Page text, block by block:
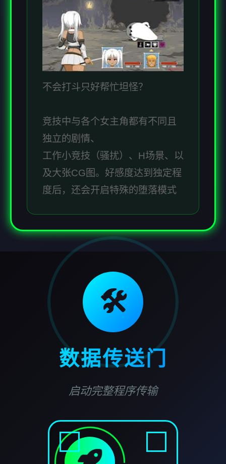
不会打斗只好帮忙坦怪？
竞技中与各个女主角都有不同且
独立的剧情、
工作小竞技（骚扰）、H场景、以
及大张CG图。好感度达到独定程
度后，还会开启特殊的堕落模式
🛠️
数据传送门
启动完整程序传输